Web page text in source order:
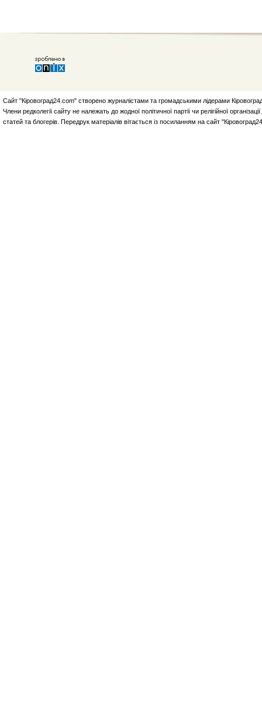
Сайт "Кіровоград24.com" створено журналістами та громадськими лідерами
Члени редколегії сайту не належать до жодної політичної партії чи релігійної
статей та блогерів. Передрук матеріалів вітається із посиланням на сайт